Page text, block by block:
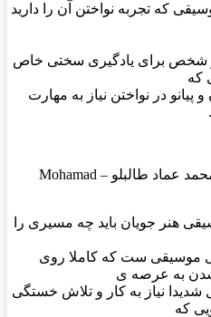
که تجربه نواختن آن را دارید
شخص برای یادگیری سختی خاص
که
در نواختن نیاز به مهارت
هنر جویان باید چه مسیری را
موسیقی ست که کاملا روی
شدن به عرصه ی
شدیدا نیاز به کار و تلاش خستگی
که